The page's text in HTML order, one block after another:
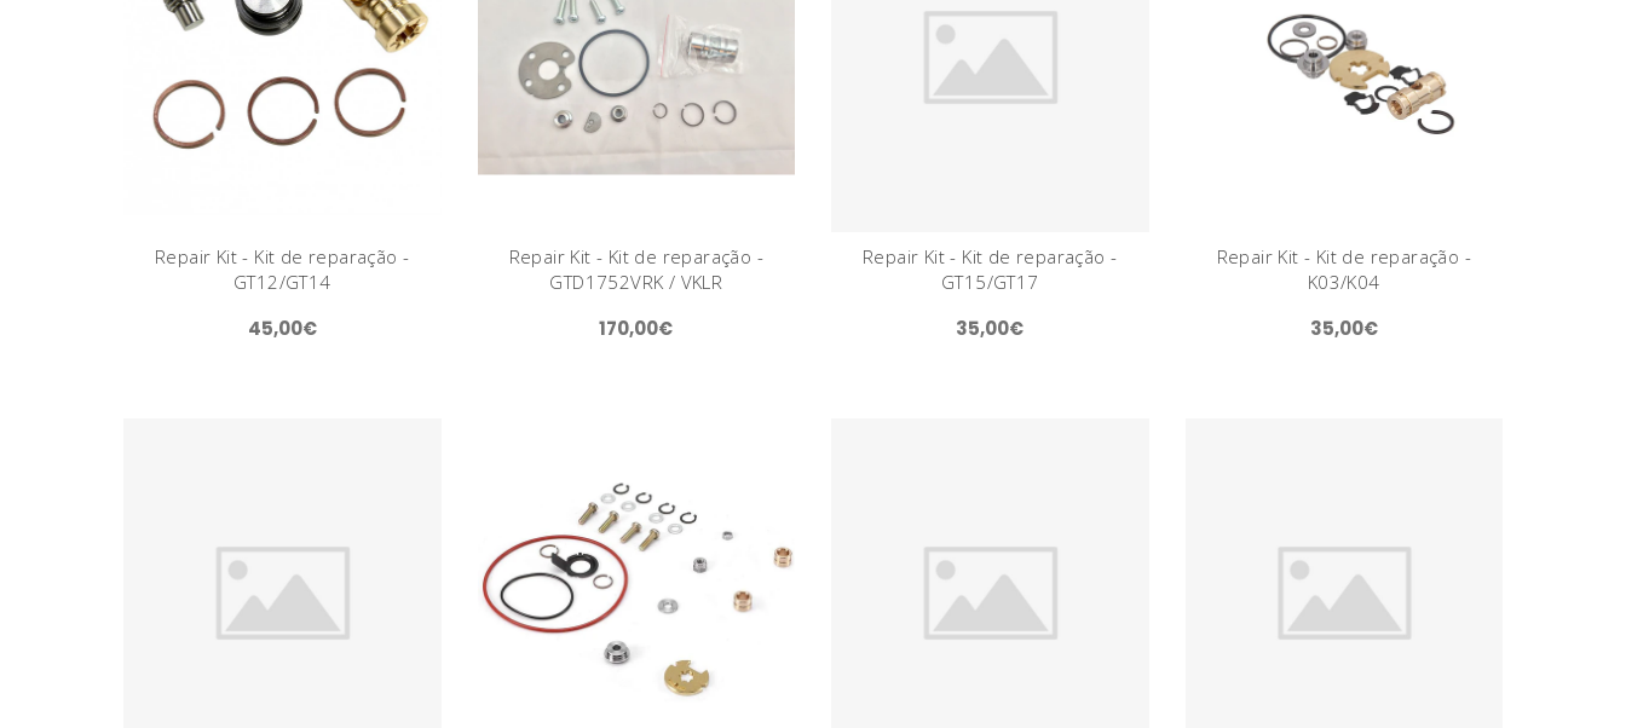
Repair Kit - Kit de reparação -
GT12/GT14
45,00€
Repair Kit - Kit de reparação -
GTD1752VRK / VKLR
170,00€
Repair Kit - Kit de reparação -
GT15/GT17
35,00€
Repair Kit - Kit de reparação -
K03/K04
35,00€